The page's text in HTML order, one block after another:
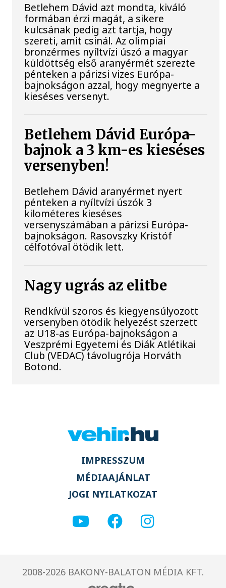
Betlehem Dávid azt mondta, kiváló
formában érzi magát, a sikere
kulcsának pedig azt tartja, hogy
szereti, amit csinál. Az olimpiai
bronzérmes nyíltvízi úszó a magyar
küldöttség első aranyérmét szerezte
pénteken a párizsi vizes Európa-
bajnokságon azzal, hogy megnyerte a
kieséses versenyt.
Betlehem Dávid Európa-
bajnok a 3 km-es kieséses
versenyben!
Betlehem Dávid aranyérmet nyert
pénteken a nyíltvízi úszók 3
kilométeres kieséses
versenyszámában a párizsi Európa-
bajnokságon. Rasovszky Kristóf
célfotóval ötödik lett.
Nagy ugrás az elitbe
Rendkívül szoros és kiegyensúlyozott
versenyben ötödik helyezést szerzett
az U18-as Európa-bajnokságon a
Veszprémi Egyetemi és Diák Atlétikai
Club (VEDAC) távolugrója Horváth
Botond.
IMPRESSZUM
MÉDIAAJÁNLAT
JOGI NYILATKOZAT
2008-2026 BAKONY-BALATON MÉDIA KFT.